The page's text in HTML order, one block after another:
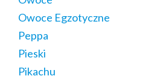
Owoce Egzotyczne
Peppa
Pieski
Pikachu